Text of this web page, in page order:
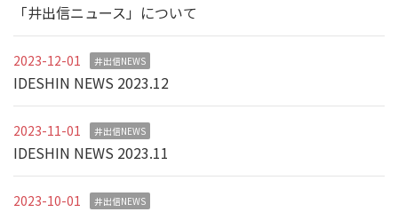
「井出信ニュース」について
2023-12-01 井出信NEWS
IDESHIN NEWS 2023.12
2023-11-01 井出信NEWS
IDESHIN NEWS 2023.11
2023-10-01 井出信NEWS